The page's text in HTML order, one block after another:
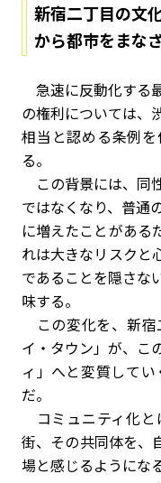
新宿二丁目の文
から都市をまな
急速に反動化する
の権利については、
相当と認める条例
る。
この背景には、同
ではなくなり、普通
に増えたことがある
れは大きなリスクと
であることを隠さな
味する。
この変化を、新宿
イ・タウン」が、こ
ィ」へと変質して
だ。
コミュニティ化と
街、その共同体を、
場と感じるようにな